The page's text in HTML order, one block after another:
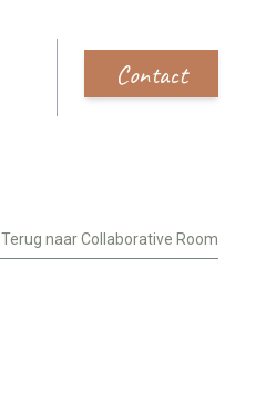
Contact
Terug naar Collaborative Room